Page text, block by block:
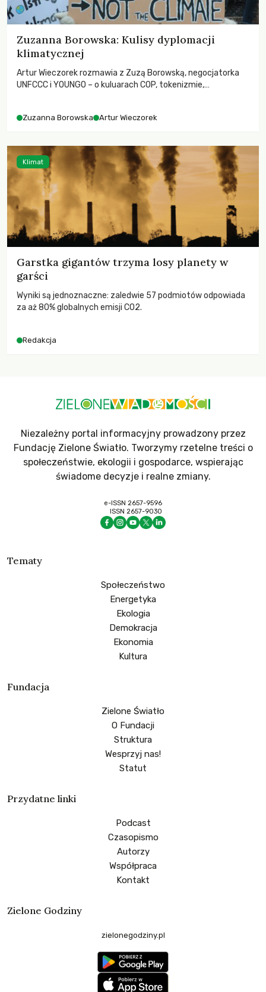
Zuzanna Borowska: Kulisy dyplomacji
klimatycznej
Artur Wieczorek rozmawia z Zuzą Borowską, negocjatorka
UNFCCC i YOUNGO – o kuluarach COP, tokenizmie,
Zuzanna Borowska Artur Wieczorek
Garstka gigantów trzyma losy planety w
garści
Wyniki są jednoznaczne: zaledwie 57 podmiotów odpowiada
za aż 80% globalnych emisji CO2.
Redakcja
Klimat
Niezależny portal informacyjny prowadzony przez
Fundację Zielone Światło. Tworzymy rzetelne treści o
społeczeństwie, ekologii i gospodarce, wspierając
świadome decyzje i realne zmiany.
e-ISSN 2657-9596
ISSN 2657-9030
Tematy
Społeczeństwo
Energetyka
Ekologia
Demokracja
Ekonomia
Kultura
Fundacja
Zielone Światło
O Fundacji
Struktura
Wesprzyj nas!
Statut
Przydatne linki
Podcast
Czasopismo
Autorzy
Współpraca
Kontakt
Zielone Godziny
zielonegodziny.pl